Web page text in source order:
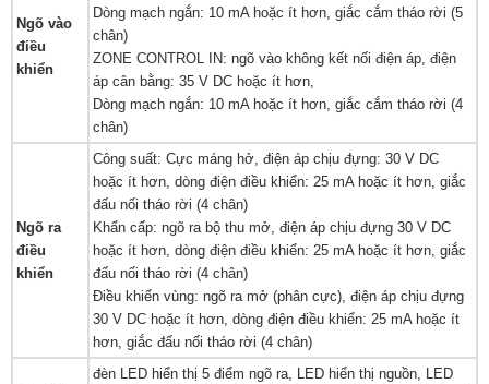
Ngõ vào
điều
khiển
Dòng mạch ngắn: 10 mA hoặc ít hơn, giắc cắm tháo rời (5
chân)
ZONE CONTROL IN: ngõ vào không kết nối điện áp, điện
áp cân bằng: 35 V DC hoặc ít hơn,
Dòng mạch ngắn: 10 mA hoặc ít hơn, giắc cắm tháo rời (4
chân)
Ngõ ra
điều
khiển
Công suất: Cực máng hở, điện áp chịu đựng: 30 V DC
hoặc ít hơn, dòng điện điều khiển: 25 mA hoặc ít hơn, giắc
đấu nối tháo rời (4 chân)
Khẩn cấp: ngõ ra bộ thu mở, điện áp chịu đựng 30 V DC
hoặc ít hơn, dòng điện điều khiển: 25 mA hoặc ít hơn, giắc
đấu nối tháo rời (4 chân)
Điều khiển vùng: ngõ ra mở (phân cực), điện áp chịu đựng
30 V DC hoặc ít hơn, dòng điện điều khiển: 25 mA hoặc ít
hơn, giắc đấu nối tháo rời (4 chân)
đèn LED hiển thị 5 điểm ngõ ra, LED hiển thị nguồn, LED